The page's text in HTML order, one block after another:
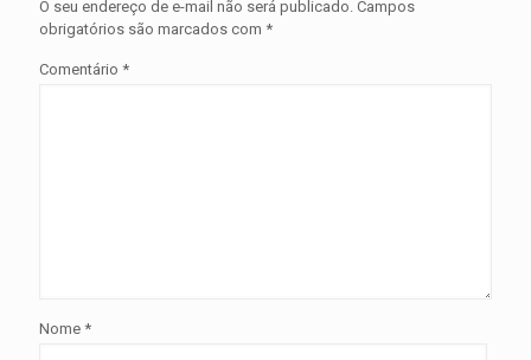
O seu endereço de e-mail não será publicado. Campos
obrigatórios são marcados com *
Comentário *
Nome *